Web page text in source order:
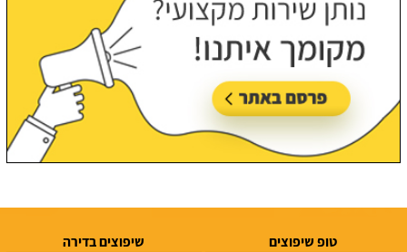
טופ שיפוצים שיפוצים בדירה